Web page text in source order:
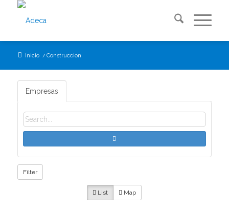
Inicio / Construccion
Empresas
Filter
List Map